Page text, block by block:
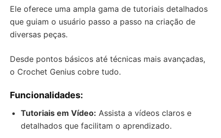
Ele oferece uma ampla gama de tutoriais detalhados
que guiam o usuário passo a passo na criação de
diversas peças.
Desde pontos básicos até técnicas mais avançadas,
o Crochet Genius cobre tudo.
Funcionalidades:
Tutoriais em Vídeo: Assista a vídeos claros e
detalhados que facilitam o aprendizado.